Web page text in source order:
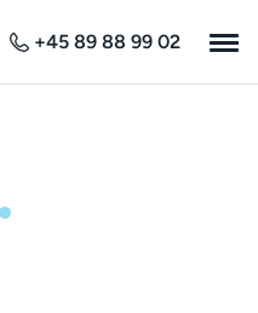
+45 89 88 99 02